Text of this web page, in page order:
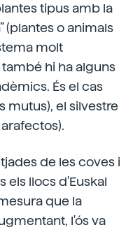
tipus amb la
(plantes o animals
molt
hi ha alguns
És el cas
mutus), el silvestre
de les coves i
els llocs d'Euskal
que la
l'ós va